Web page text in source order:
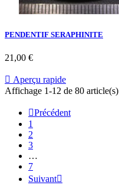
PENDENTIF SERAPHINITE
21,00 €
 Aperçu rapide
Affichage 1-12 de 80 article(s)
Précédent
1
2
3
…
7
Suivant